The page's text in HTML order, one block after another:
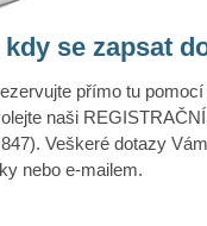
kdy se zapsat
přímo tu
naši
Veškeré dotazy
nebo e-mailem.